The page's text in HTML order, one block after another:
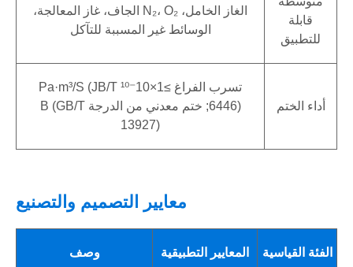
قابلة
للتطبيق
الغاز الخامل، N₂، O₂ الجاف، غاز المعالجة،
الوسائط غير المسببة للتآكل
أداء الختم
تسرب الفراغ ≥1×10⁻¹⁰ Pa·m³/s (JB/T
6446); ختم معدني من الدرجة B (GB/T
13927)
معايير التصميم والتصنيع
الفئة القياسية المعايير التطبيقية وصف